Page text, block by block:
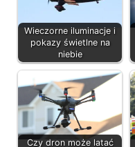
Wieczorne iluminacje i
pokazy świetlne na
niebie
Czy dron może latać